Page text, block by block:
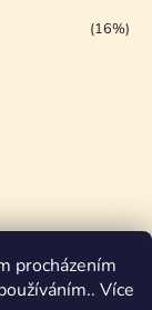
procházením
Více
(16%)